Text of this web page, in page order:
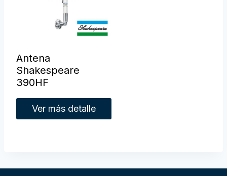
Antena
Shakespeare
390HF
Ver más detalle